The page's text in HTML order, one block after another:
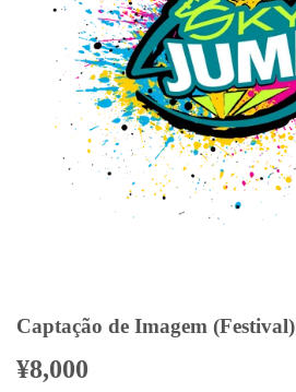
Captação de Imagem (Festival)
¥8,000